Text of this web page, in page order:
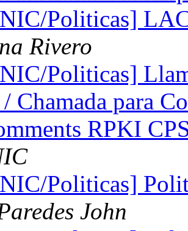
Politicas]
Rivero
Politicas]
Chamada para
RPKI
Politicas]
John